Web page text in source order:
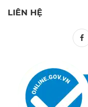
LIÊN HỆ